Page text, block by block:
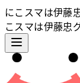
にこスマは伊藤
こスマは伊藤忠